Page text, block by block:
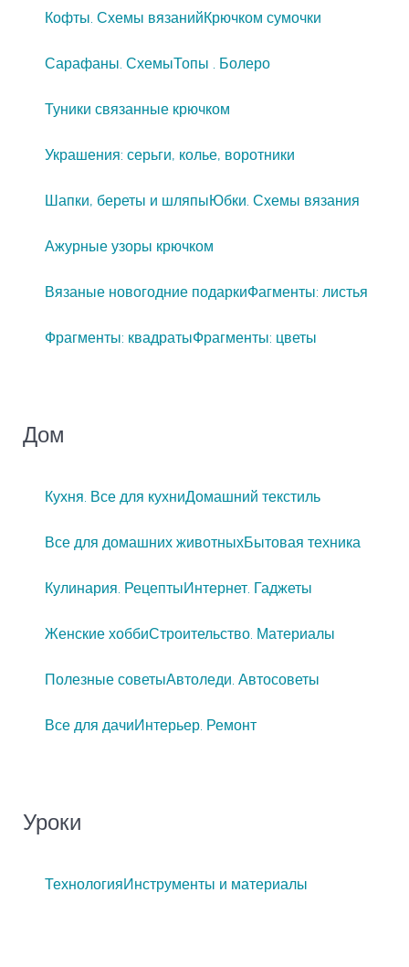
Кофты. Схемы вязанийКрючком сумочки
Сарафаны. СхемыТопы . Болеро
Туники связанные крючком
Украшения: серьги, колье, воротники
Шапки, береты и шляпыЮбки. Схемы вязания
Ажурные узоры крючком
Вязаные новогодние подаркиФагменты: листья
Фрагменты: квадратыФрагменты: цветы
Дом
Кухня. Все для кухниДомашний текстиль
Все для домашних животныхБытовая техника
Кулинария. РецептыИнтернет. Гаджеты
Женские хоббиСтроительство. Материалы
Полезные советыАвтоледи. Автосоветы
Все для дачиИнтерьер. Ремонт
Уроки
ТехнологияИнструменты и материалы